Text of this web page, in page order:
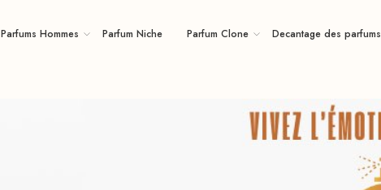
Parfums Hommes Parfum Niche Parfum Clone Decantage des parfums